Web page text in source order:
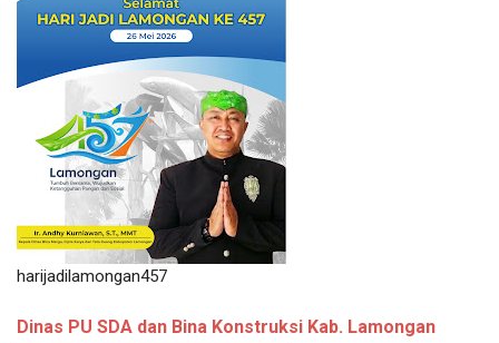
harijadilamongan457
Dinas PU SDA dan Bina Konstruksi Kab. Lamongan